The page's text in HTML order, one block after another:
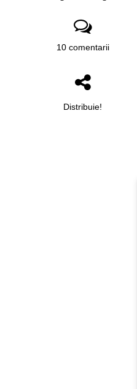
10 comentarii
Distribuie!